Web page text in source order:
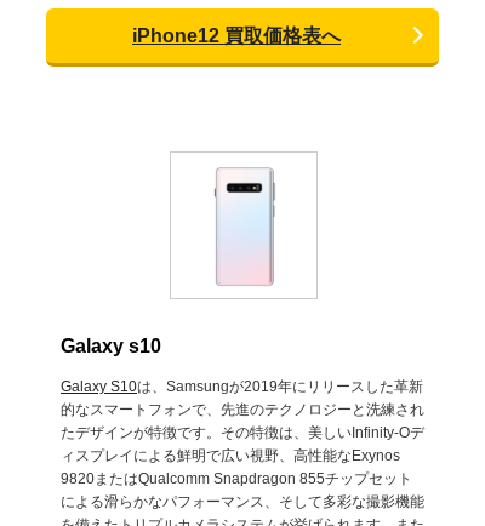
iPhone12 買取価格表へ
Galaxy s10
Galaxy S10は、Samsungが2019年にリリースした革新
的なスマートフォンで、先進のテクノロジーと洗練され
たデザインが特徴です。その特徴は、美しいInfinity-Oデ
ィスプレイによる鮮明で広い視野、高性能なExynos
9820またはQualcomm Snapdragon 855チップセット
による滑らかなパフォーマンス、そして多彩な撮影機能